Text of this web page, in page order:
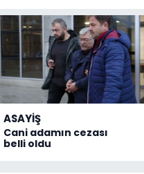
ASAYİŞ
Cani adamın cezası
belli oldu